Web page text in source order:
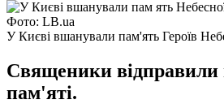
Фото: LB.ua
У Києві вшанували пам'ять Героїв
Священики відправили
пам'яті.